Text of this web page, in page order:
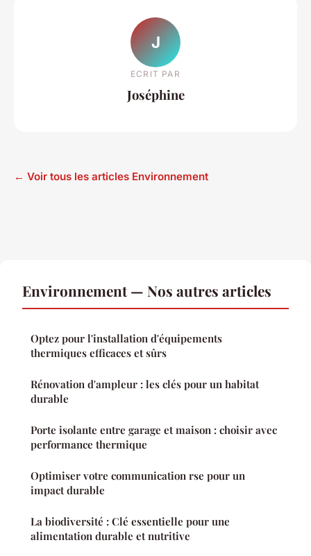
J
ECRIT PAR
Joséphine
← Voir tous les articles Environnement
Environnement — Nos autres articles
Optez pour l'installation d'équipements
thermiques efficaces et sûrs
Rénovation d'ampleur : les clés pour un habitat
durable
Porte isolante entre garage et maison : choisir avec
performance thermique
Optimiser votre communication rse pour un
impact durable
La biodiversité : Clé essentielle pour une
alimentation durable et nutritive